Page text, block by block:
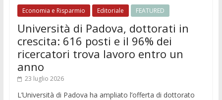
Economia e Risparmio Editoriale FEATURED
Università di Padova, dottorati in
crescita: 616 posti e il 96% dei
ricercatori trova lavoro entro un
anno
23 luglio 2026
L’Università di Padova ha ampliato l’offerta di dottorato